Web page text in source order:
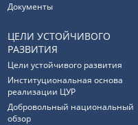
Документы
ЦЕЛИ УСТОЙЧИВОГО
РАЗВИТИЯ
Цели устойчивого развития
Институциональная основа
реализации ЦУР
Добровольный национальный
обзор